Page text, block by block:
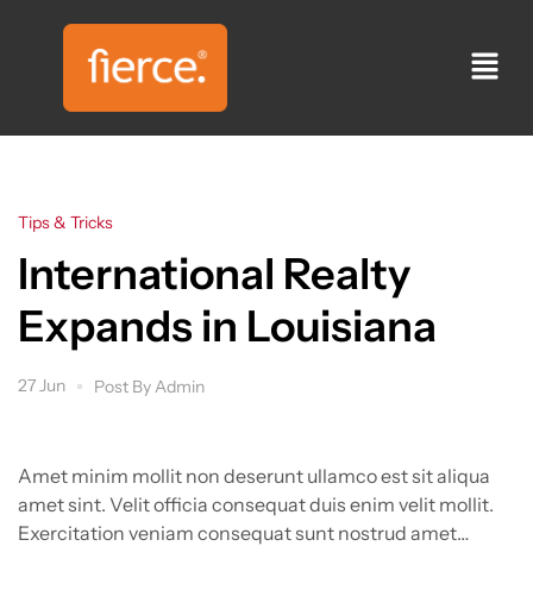
Tips & Tricks
International Realty
Expands in Louisiana
27 Jun Post By Admin
Amet minim mollit non deserunt ullamco est sit aliqua
amet sint. Velit officia consequat duis enim velit mollit.
Exercitation veniam consequat sunt nostrud amet…